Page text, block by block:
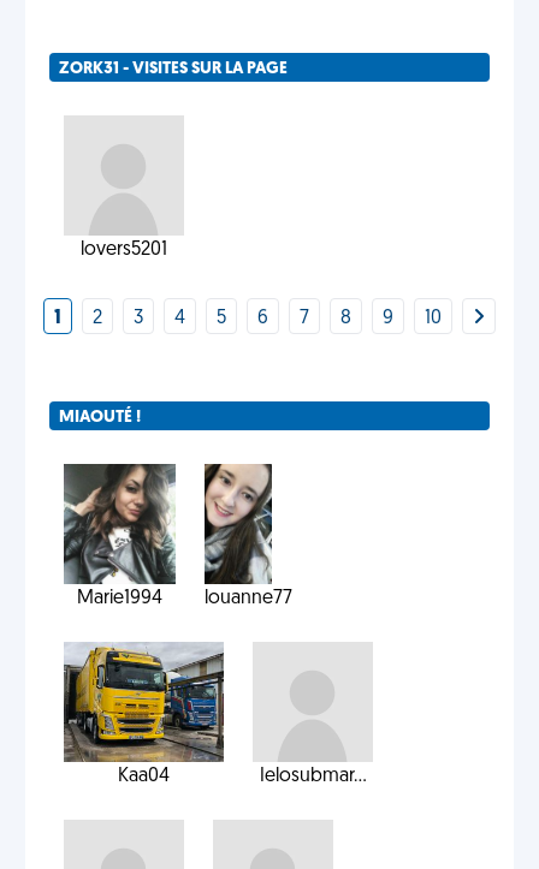
ZORK31 - VISITES SUR LA PAGE
lovers5201
1 2 3 4 5 6 7 8 9 10
MIAOUTÉ !
Marie1994 louanne77
Kaa04 Ielosubmar...